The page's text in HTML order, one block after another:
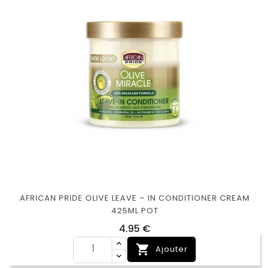
AFRICAN PRIDE OLIVE LEAVE – IN CONDITIONER CREAM
425ML POT
4,95 €Prix
 Ajouter